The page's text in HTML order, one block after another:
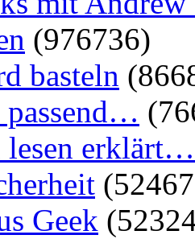
(976736)
basteln
lesen erklärt…
Geek